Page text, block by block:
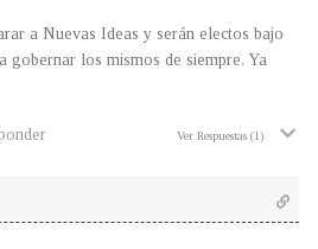
a Nuevas Ideas y serán electos bajo
gobernar los mismos de siempre. Ya
Ver Respuestas (1)